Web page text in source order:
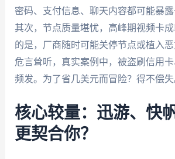
密码、支付信息、聊天内容都可能暴露
其次，节点质量堪忧，高峰期视频卡
的是，厂商随时可能关停节点或植入
危言耸听，真实案例中，被盗刷信用
频发。为了省几美元而冒险？得不偿失
核心较量：迅游、快
更契合你？